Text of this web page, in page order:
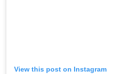
View this post on Instagram